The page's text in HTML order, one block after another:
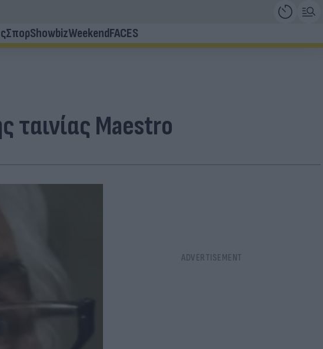
ΣπορShowbizWeekendFACES
ταινίας Maestro